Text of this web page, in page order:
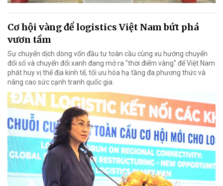
Cơ hội vàng để logistics Việt Nam bứt phá
vươn tầm
Sự chuyển dịch dòng vốn đầu tư toàn cầu cùng xu hướng chuyển
đổi số và chuyển đổi xanh đang mở ra "thời điểm vàng" để Việt Nam
phát huy vị thế địa kinh tế, tối ưu hóa hạ tầng đa phương thức và
nâng cao sức cạnh tranh quốc gia.